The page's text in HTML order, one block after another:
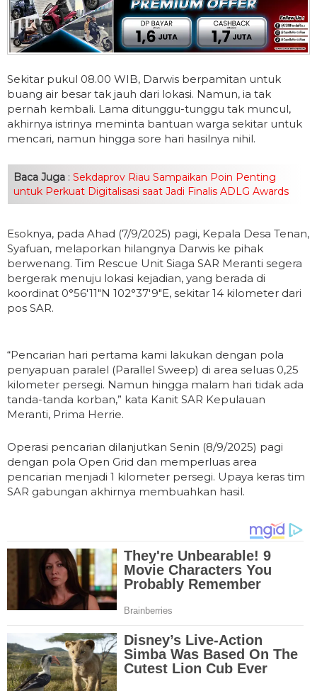
Sekitar pukul 08.00 WIB, Darwis berpamitan untuk
buang air besar tak jauh dari lokasi. Namun, ia tak
pernah kembali. Lama ditunggu-tunggu tak muncul,
akhirnya istrinya meminta bantuan warga sekitar untuk
mencari, namun hingga sore hari hasilnya nihil.
Baca Juga : Sekdaprov Riau Sampaikan Poin Penting
untuk Perkuat Digitalisasi saat Jadi Finalis ADLG Awards
Esoknya, pada Ahad (7/9/2025) pagi, Kepala Desa Tenan,
Syafuan, melaporkan hilangnya Darwis ke pihak
berwenang. Tim Rescue Unit Siaga SAR Meranti segera
bergerak menuju lokasi kejadian, yang berada di
koordinat 0°56'11"N 102°37'9"E, sekitar 14 kilometer dari
pos SAR.
“Pencarian hari pertama kami lakukan dengan pola
penyapuan paralel (Parallel Sweep) di area seluas 0,25
kilometer persegi. Namun hingga malam hari tidak ada
tanda-tanda korban,” kata Kanit SAR Kepulauan
Meranti, Prima Herrie.
Operasi pencarian dilanjutkan Senin (8/9/2025) pagi
dengan pola Open Grid dan memperluas area
pencarian menjadi 1 kilometer persegi. Upaya keras tim
SAR gabungan akhirnya membuahkan hasil.